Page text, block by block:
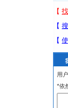
用
*依